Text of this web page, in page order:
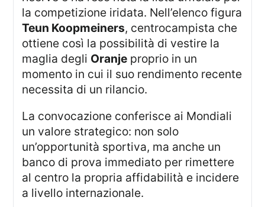
la competizione iridata. Nell’elenco figura
Teun Koopmeiners, centrocampista che
ottiene così la possibilità di vestire la
maglia degli Oranje proprio in un
momento in cui il suo rendimento recente
necessita di un rilancio.
La convocazione conferisce ai Mondiali
un valore strategico: non solo
un’opportunità sportiva, ma anche un
banco di prova immediato per rimettere
al centro la propria affidabilità e incidere
a livello internazionale.